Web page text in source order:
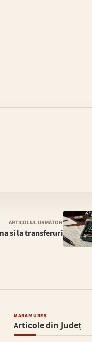
ARTICOLUL URMĂTOR
si la transferuri
MARAMUREȘ
Articole din Județ